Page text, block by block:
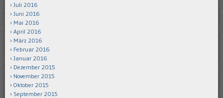
Juli 2016
Juni 2016
Mai 2016
April 2016
März 2016
Februar 2016
Januar 2016
Dezember 2015
November 2015
Oktober 2015
September 2015